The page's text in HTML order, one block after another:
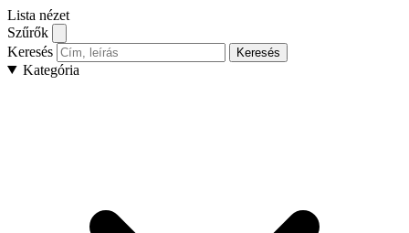
Lista nézet
Szűrők
Keresés
Keresés
Kategória